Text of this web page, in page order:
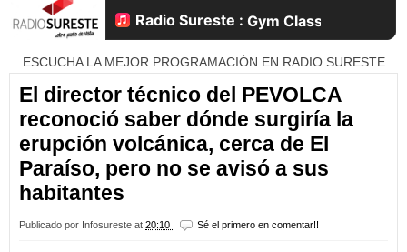
ESCUCHA LA MEJOR PROGRAMACIÓN EN RADIO SURESTE
El director técnico del PEVOLCA
reconoció saber dónde surgiría la
erupción volcánica, cerca de El
Paraíso, pero no se avisó a sus
habitantes
Publicado por Infosureste at 20:10 Sé el primero en comentar!!